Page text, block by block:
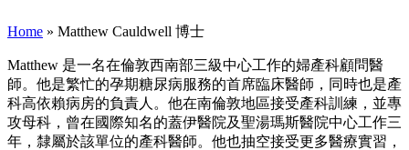
Home » Matthew Cauldwell 博士
Matthew 是一名在倫敦西南部三級中心工作的婦產科顧問醫
師。他是繁忙的孕期糖尿病服務的首席臨床醫師，同時也是產
科高依賴病房的負責人。他在南倫敦地區接受產科訓練，並專
攻母科，曾在國際知名的蓋伊醫院及聖湯瑪斯醫院中心工作三
年，隸屬於該單位的產科醫師。他也抽空接受更多醫療實習，